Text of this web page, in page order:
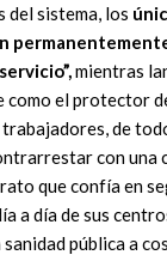
del sistema, los
mientras
como el protector
de
con una
que confía en
a día de sus
pública a